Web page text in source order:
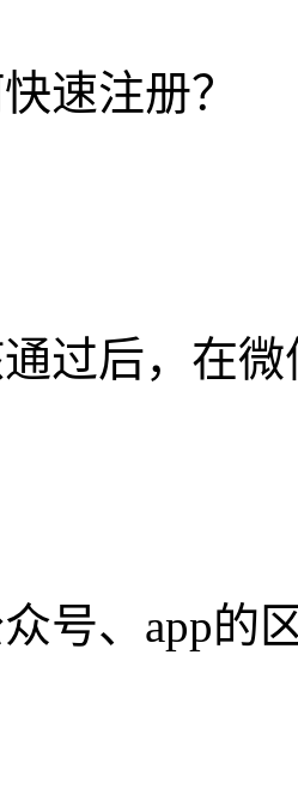
速注册？
过后，在
号、app的